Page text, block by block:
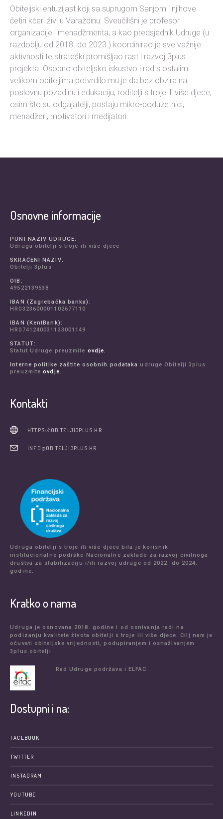
Obiteljski entuzijast koji sa suprugom Sanjom i njihove
četiri kćeri živi u Varaždinu. Sveučilišni je profesor
organizacije i menadžmenta, a kao predsjednik Udruge (u
razdoblju od 2018. do 2023.) koordinirao je sve važnije
aktivnosti te strateški promišljao rast i razvoj 3plus
projekta. Osobno obiteljsko iskustvo i rad s ostalim
velikom obiteljima potvrdilo mu je da bez obzira na
poslovnu pozadinu i edukaciju, roditelji s troje ili više djece,
osim što su odgajatelji, postaju mikro-poduzetnici,
menadžeri, motivatori i medijatori.
Osnovne informacije
PUNI NAZIV UDRUGE:
Udruga obitelji s troje ili više djece
SKRAĆENI NAZIV:
Obitelji 3plus
OIB:
49522139538
IBAN (Zagrebačka banka):
HR0323600001102677110
IBAN (KentBank):
HR0741240031133001149
STATUT:
Statut Udruge preuzmite ovdje.
Interne politike zaštite osobnih podataka udruge Obitelji 3plus
preuzmiteovdje.
Kontakti
HTTPS://OBITELJI3PLUS.HR
INFO@OBITELJI3PLUS.HR
Udruga obitelji s troje ili više djece bila je korisnik
institucionalne podrške Nacionalne zaklade za razvoj civilnoga
društva za stabilizaciju i/ili razvoj udruge od 2022. do 2024.
godine.
Kratko o nama
Udruga je osnovana 2018. godine i od osnivanja radi na
podizanju kvalitete života obitelji s troje ili više djece. Cilj nam je
očuvati obiteljske vrijednosti, podupiranjem i osnaživanjem
3plus obitelji.
Rad Udruge podržava i ELFAC.
Dostupni i na:
FACEBOOK
TWITTER
INSTAGRAM
YOUTUBE
LINKEDIN